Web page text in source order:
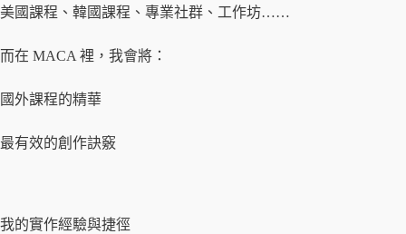
美國課程、韓國課程、專業社群、工作坊……
而在 MACA 裡，我會將：
國外課程的精華
最有效的創作訣竅
我的實作經驗與捷徑